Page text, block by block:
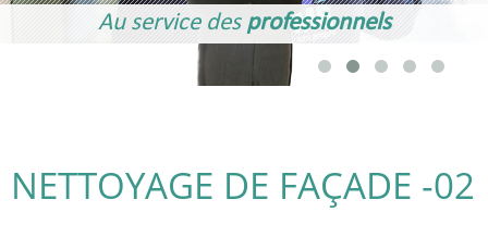
Au service des professionnels
NETTOYAGE DE FAÇADE -02